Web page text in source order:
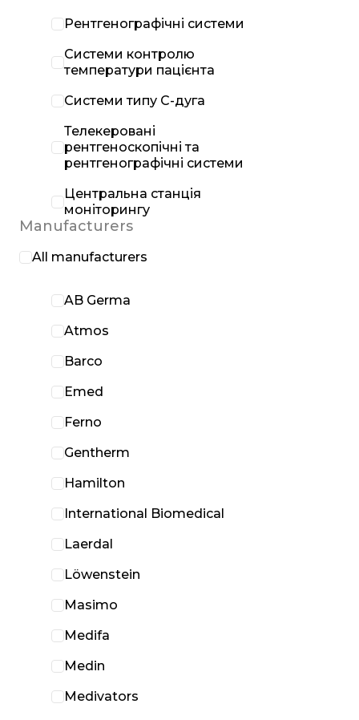
Рентгенографічні системи
Системи контролю
температури пацієнта
Системи типу С-дуга
Телекеровані
рентгеноскопічні та
рентгенографічні системи
Центральна станція
моніторингу
Manufacturers
All manufacturers
AB Germa
Atmos
Barco
Emed
Ferno
Gentherm
Hamilton
International Biomedical
Laerdal
Löwenstein
Masimo
Medifa
Medin
Medivators